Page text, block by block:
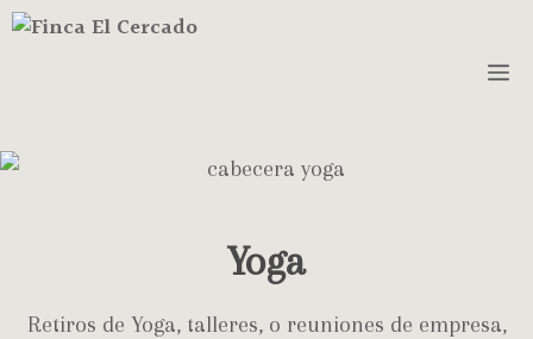
Yoga
Retiros de Yoga, talleres, o reuniones de empresa,